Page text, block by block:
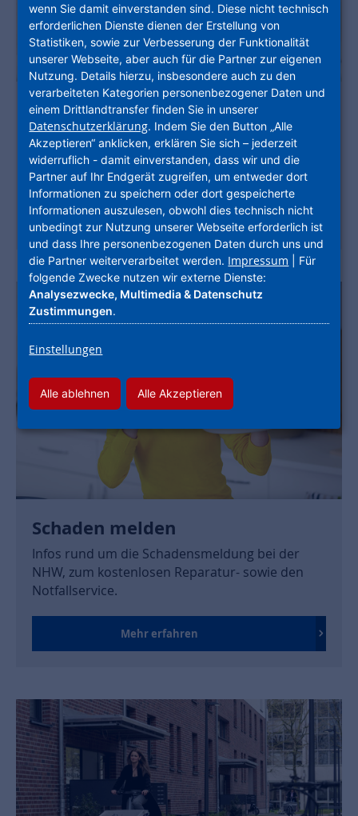
Ihr Kontakt zu uns
Kontaktmöglichkeiten der NHW auf einen Blick:
Chatbot, Mieter-App und telefonischer Kunden-
Service
Mehr erfahren
Schaden melden
Infos rund um die Schadensmeldung bei der
NHW, zum kostenlosen Reparatur- sowie den
Notfallservice.
Mehr erfahren
wenn Sie damit einverstanden sind. Diese nicht technisch
erforderlichen Dienste dienen der Erstellung von
Statistiken, sowie zur Verbesserung der Funktionalität
unserer Webseite, aber auch für die Partner zur eigenen
Nutzung. Details hierzu, insbesondere auch zu den
verarbeiteten Kategorien personenbezogener Daten und
einem Drittlandtransfer finden Sie in unserer
Datenschutzerklärung. Indem Sie den Button „Alle
Akzeptieren“ anklicken, erklären Sie sich – jederzeit
widerruflich - damit einverstanden, dass wir und die
Partner auf Ihr Endgerät zugreifen, um entweder dort
Informationen zu speichern oder dort gespeicherte
Informationen auszulesen, obwohl dies technisch nicht
unbedingt zur Nutzung unserer Webseite erforderlich ist
und dass Ihre personenbezogenen Daten durch uns und
die Partner weiterverarbeitet werden. Impressum | Für
folgende Zwecke nutzen wir externe Dienste:
Analysezwecke, Multimedia & Datenschutz
Zustimmungen.
Einstellungen
Alle ablehnen Alle Akzeptieren